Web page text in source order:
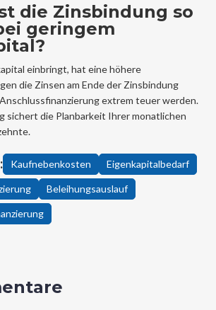
die Zinsbindung so
geringem
einbringt, hat eine höhere
die Zinsen am Ende der Zinsbindung
extrem teuer werden.
sichert die Planbarkeit Ihrer monatlichen
Kaufnebenkosten Eigenkapitalbedarf
Beleihungsauslauf